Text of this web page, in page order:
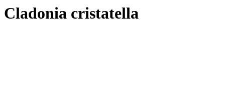
Cladonia cristatella